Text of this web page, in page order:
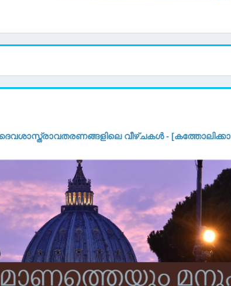
വീഴ്ചകൾ - [കത്തോലിക്കാ